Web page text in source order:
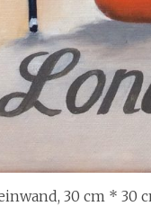
30 cm * 30